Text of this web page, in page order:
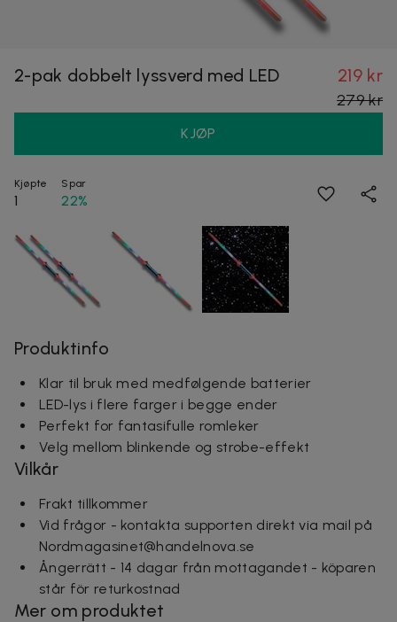
2-pak dobbelt lyssverd med LED 219 kr
279 kr
KJØP
Kjøpte
1
Spar
22%
Produktinfo
Klar til bruk med medfølgende batterier
LED-lys i flere farger i begge ender
Perfekt for fantasifulle romleker
Velg mellom blinkende og strobe-effekt
Vilkår
Frakt tillkommer
Vid frågor - kontakta supporten direkt via mail på
Nordmagasinet@handelnova.se
Ångerrätt - 14 dagar från mottagandet - köparen
står för returkostnad
Mer om produktet